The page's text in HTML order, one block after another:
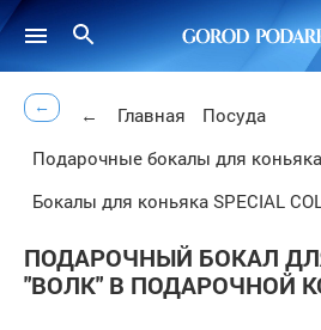
← ← Главная
Посуда
Подарочные бокалы для коньяка
Бокалы для коньяка SPECIAL
ПОДАРОЧНЫЙ БОКАЛ
"ВОЛК" В ПОДАРОЧНОЙ